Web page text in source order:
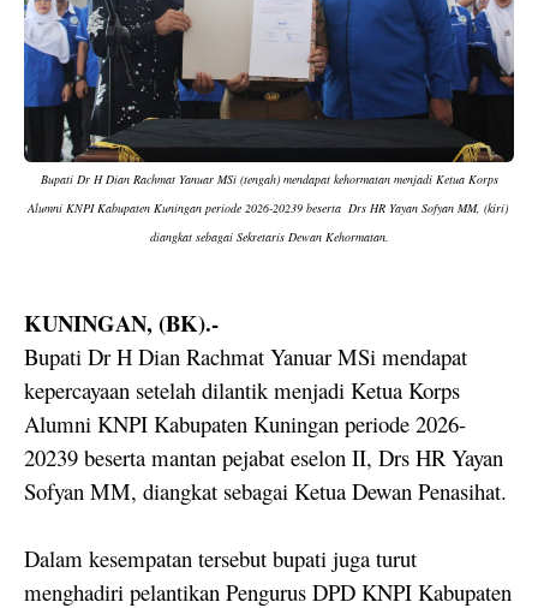
Bupati Dr H Dian Rachmat Yanuar MSi (tengah) mendapat kehormatan menjadi Ketua Korps
Alumni KNPI Kabupaten Kuningan periode 2026-20239 beserta Drs HR Yayan Sofyan MM, (kiri)
diangkat sebagai Sekretaris Dewan Kehormatan.
KUNINGAN, (BK).-
Bupati Dr H Dian Rachmat Yanuar MSi mendapat
kepercayaan setelah dilantik menjadi Ketua Korps
Alumni KNPI Kabupaten Kuningan periode 2026-
20239 beserta mantan pejabat eselon II, Drs HR Yayan
Sofyan MM, diangkat sebagai Ketua Dewan Penasihat.
Dalam kesempatan tersebut bupati juga turut
menghadiri pelantikan Pengurus DPD KNPI Kabupaten